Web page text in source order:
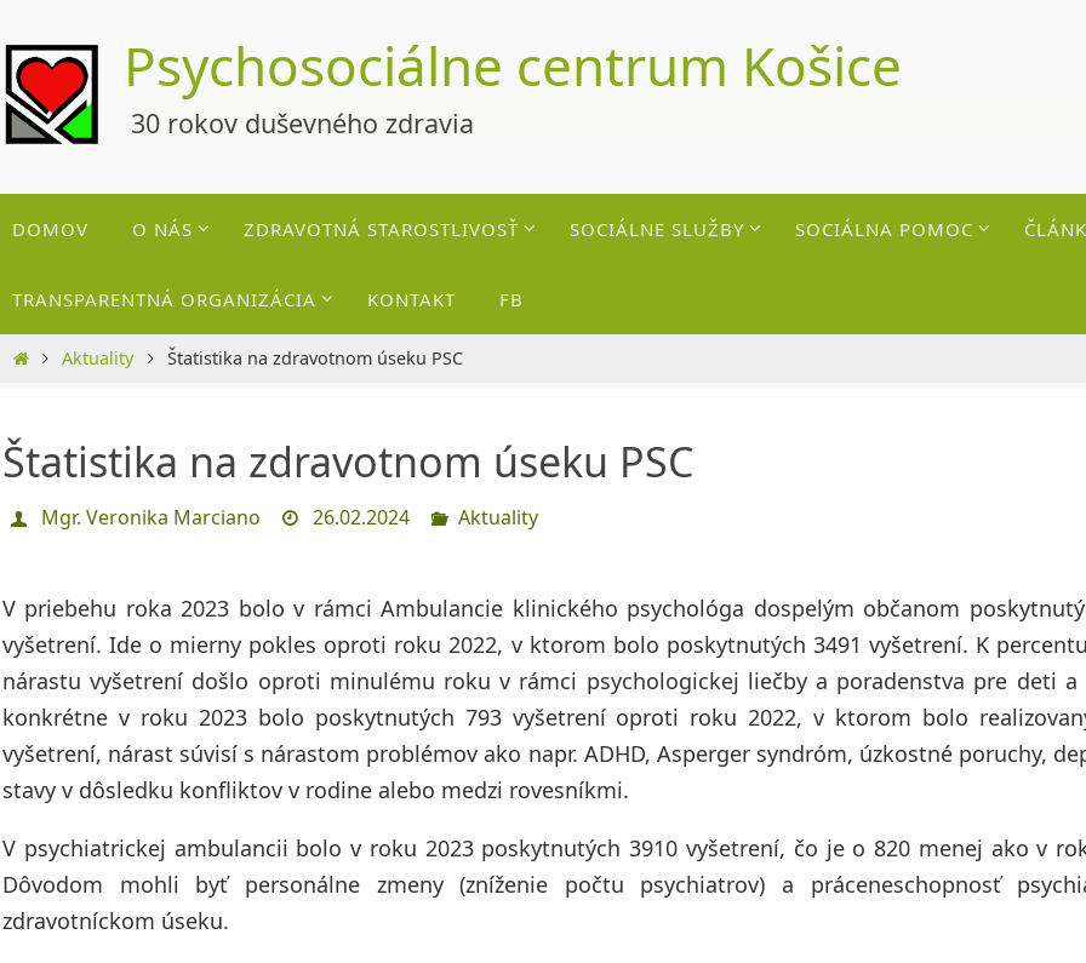
to
content
Psychosociálne centrum Košice
30 rokov duševného zdravia
toDOMOV O NÁS ZDRAVOTNÁ STAROSTLIVOSŤ SOCIÁLNE SLUŽBY SOCIÁLNA POMOC
TRANSPARENTNÁ ORGANIZÁCIA KONTAKT FB
HomeAktuality Štatistika na zdravotnom úseku PSC
Štatistika na zdravotnom úseku PSC
Mgr. Veronika Marciano 26.02.2024 Aktuality
V priebehu roka 2023 bolo v rámci Ambulancie klinického psychológa dospelým občanom
vyšetrení. Ide o mierny pokles oproti roku 2022, v ktorom bolo poskytnutých 3491 vyšetrení. K
nárastu vyšetrení došlo oproti minulému roku v rámci psychologickej liečby a poradenstva pre deti a
konkrétne v roku 2023 bolo poskytnutých 793 vyšetrení oproti roku 2022, v ktorom bolo
vyšetrení, nárast súvisí s nárastom problémov ako napr. ADHD, Asperger syndróm, úzkostné poruchy,
stavy v dôsledku konfliktov v rodine alebo medzi rovesníkmi.
V psychiatrickej ambulancii bolo v roku 2023 poskytnutých 3910 vyšetrení, čo je o 820 menej ako v
Dôvodom mohli byť personálne zmeny (zníženie počtu psychiatrov) a práceneschopnosť
zdravotníckom úseku.